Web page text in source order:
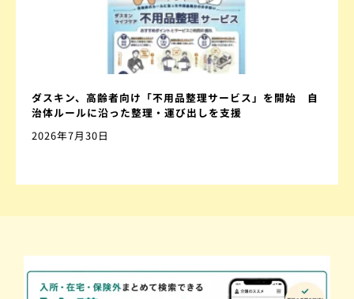
ダスキン、高齢者向け「不用品整理サービス」を開始 自
治体ルールに沿った整理・運び出しを支援
2026年7月30日